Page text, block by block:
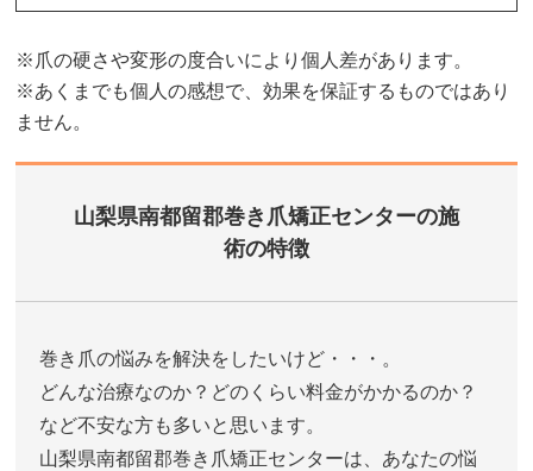
※爪の硬さや変形の度合いにより個人差があります。
※あくまでも個人の感想で、効果を保証するものではあり
ません。
山梨県南都留郡巻き爪矯正センターの施
術の特徴
巻き爪の悩みを解決をしたいけど・・・。
どんな治療なのか？どのくらい料金がかかるのか？
など不安な方も多いと思います。
山梨県南都留郡巻き爪矯正センターは、あなたの悩